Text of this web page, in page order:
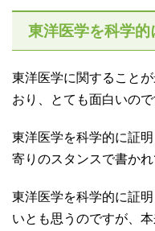
東洋医学を科学的
東洋医学に関すること
おり、とても面白いので
東洋医学を科学的に証
寄りのスタンスで書か
東洋医学を科学的に証
いとも思うのですが、